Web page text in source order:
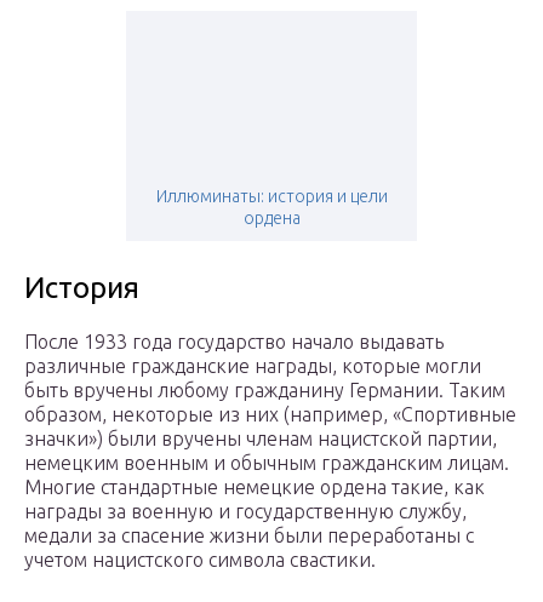
Иллюминаты: история и цели
ордена
История
После 1933 года государство начало выдавать
различные гражданские награды, которые могли
быть вручены любому гражданину Германии. Таким
образом, некоторые из них (например, «Спортивные
значки») были вручены членам нацистской партии,
немецким военным и обычным гражданским лицам.
Многие стандартные немецкие ордена такие, как
награды за военную и государственную службу,
медали за спасение жизни были переработаны с
учетом нацистского символа свастики.